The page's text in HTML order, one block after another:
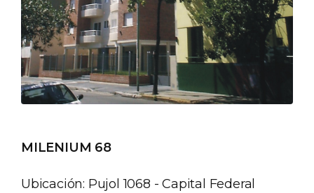
MILENIUM 68
Ubicación: Pujol 1068 - Capital Federal